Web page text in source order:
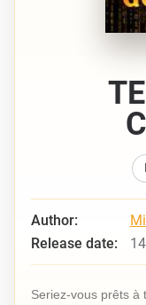
Author:
Release date:
Seriez-vous prêts à